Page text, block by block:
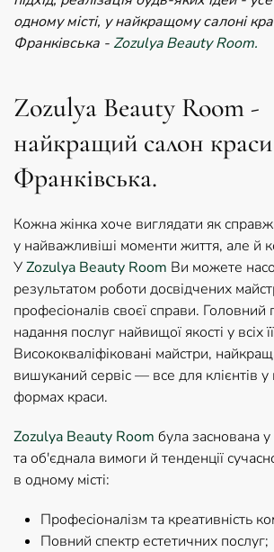
одному місті, у найкращому салоні
Франківська -Zozulya Beauty Room.
Zozulya Beauty Room -
найкращий салон
Франківська.
Кожна жінка хоче виглядати як
у найважливіші моменти життя, але й
УZozulya Beauty Room Ви можете
результатом роботи досвідчених
професіоналів своєї справи. Головний
надання послуг найвищої якості у всіх
Висококваліфіковані майстри,
вишуканий сервіс — все для клієнтів
формах краси.
Zozulya Beauty Room була заснована
та об'єднала вимоги й тенденції
в одному місті:
Професіоналізм та креативність
Повний спектр естетичних послуг;